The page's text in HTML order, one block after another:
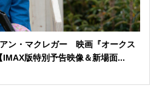
ン・マクレガー 映画『オークス
版特別予告映像＆新場面...